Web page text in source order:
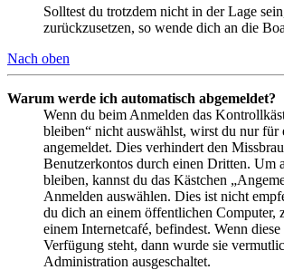
Solltest du trotzdem nicht in der Lage
zurückzusetzen, so wende dich an die
Nach oben
Warum werde ich automatisch abgemeldet?
Wenn du beim Anmelden das
bleiben“ nicht auswählst, wirst du nur für
angemeldet. Dies verhindert den
Benutzerkontos durch einen Dritten. Um
bleiben, kannst du das Kästchen
Anmelden auswählen. Dies ist nicht
du dich an einem öffentlichen Computer,
einem Internetcafé, befindest. Wenn
Verfügung steht, dann wurde sie
Administration ausgeschaltet.